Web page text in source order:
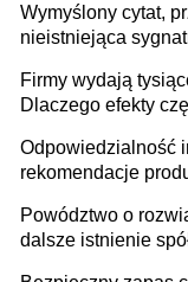
Wymyślony cytat,
nieistniejąca
firmie
Firmy wydają
Dlaczego efekty
Odpowiedzialność
rekomendacje
Powództwo o
dalsze istnienie